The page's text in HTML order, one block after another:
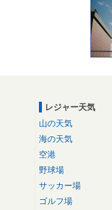
レジャー天気
山の天気
海の天気
空港
野球場
サッカー場
ゴルフ場